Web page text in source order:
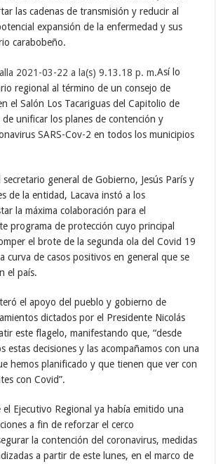
las cadenas de transmisión y reducir al
expansión de la enfermedad y sus
carabobeño.
Así lo
regional al término de un consejo de
el Salón Los Tacariguas del Capitolio de
de unificar los planes de contención y
SARS-Cov-2 en todos los municipios
general de Gobierno, Jesús París y
de la entidad, Lacava instó a los
la máxima colaboración para el
programa de protección cuyo principal
el brote de la segunda ola del Covid 19
curva de casos positivos en general que se
el país.
el apoyo del pueblo y gobierno de
dictados por el Presidente Nicolás
este flagelo, manifestando que, “desde
estas decisiones y las acompañamos con una
hemos planificado y que tienen que ver con
con Covid”.
el Ejecutivo Regional ya había emitido una
a fin de reforzar el cerco
la contención del coronavirus, medidas
a partir de este lunes, en el marco de